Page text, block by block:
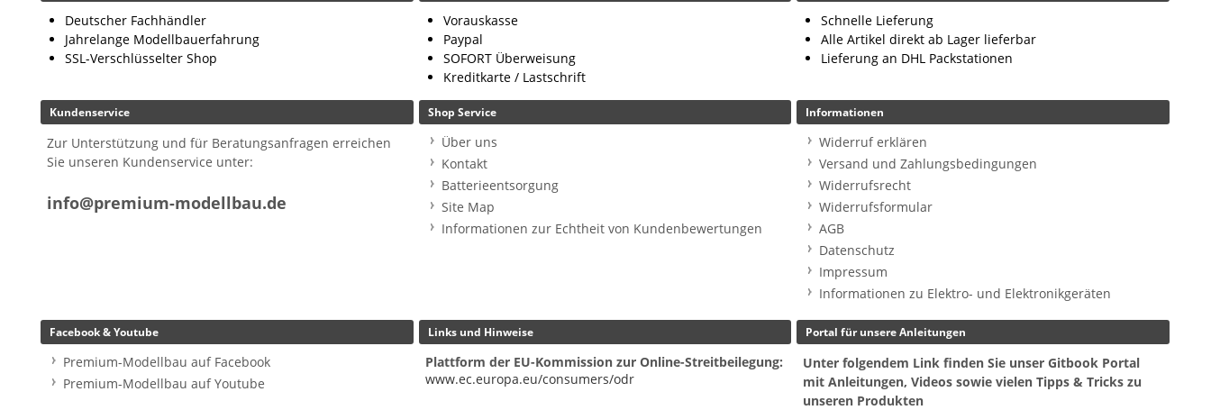
Deutscher Fachhändler
Jahrelange Modellbauerfahrung
SSL-Verschlüsselter Shop
Vorauskasse
Paypal
SOFORT Überweisung
Kreditkarte / Lastschrift
Schnelle Lieferung
Alle Artikel direkt ab Lager lieferbar
Lieferung an DHL Packstationen
Kundenservice
Zur Unterstützung und für Beratungsanfragen erreichen
Sie unseren Kundenservice unter:
info@premium-modellbau.de
Shop Service
Über uns
Kontakt
Batterieentsorgung
Site Map
Informationen zur Echtheit von Kundenbewertungen
Informationen
Widerruf erklären
Versand und Zahlungsbedingungen
Widerrufsrecht
Widerrufsformular
AGB
Datenschutz
Impressum
Informationen zu Elektro- und Elektronikgeräten
Facebook & Youtube
Premium-Modellbau auf Facebook
Premium-Modellbau auf Youtube
Links und Hinweise
Plattform der EU-Kommission zur Online-Streitbeilegung:
www.ec.europa.eu/consumers/odr
Portal für unsere Anleitungen
Unter folgendem Link finden Sie unser Gitbook Portal
mit Anleitungen, Videos sowie vielen Tipps & Tricks zu
unseren Produkten